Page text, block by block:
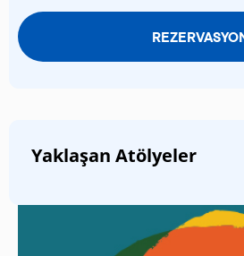
Yaklaşan Atölyeler